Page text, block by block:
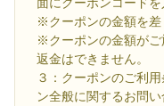
※クーポンの金額を差
※クーポンの金額がご
返金はできません。
３：クーポンのご利
ン全般に関するお問